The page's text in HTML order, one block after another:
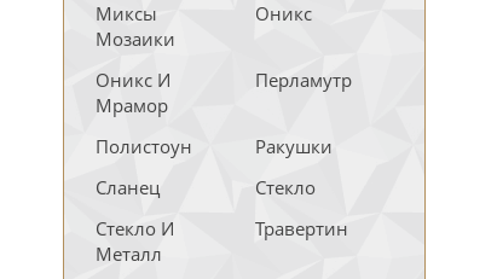
Миксы
Мозаики
Оникс
Оникс И
Мрамор
Перламутр
Полистоун
Ракушки
Сланец
Стекло
Стекло И
Металл
Травертин